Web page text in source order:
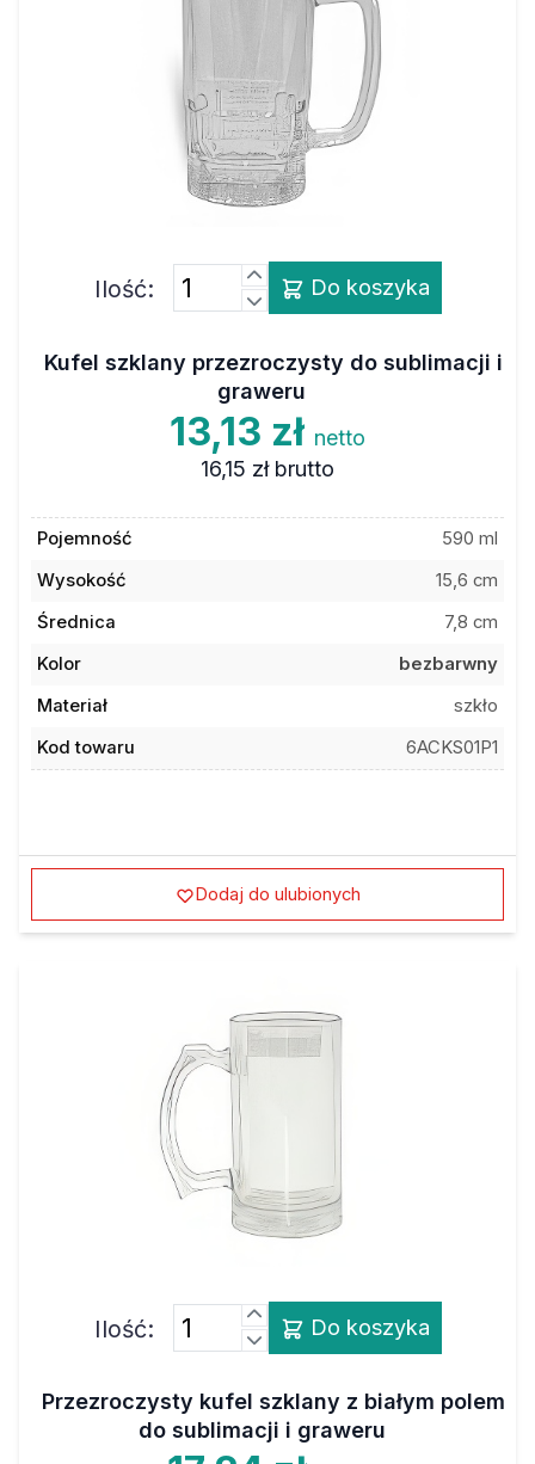
Ilość: Do koszyka
Kufel szklany przezroczysty do sublimacji i
graweru
13,13 zł netto
16,15 zł brutto
Pojemność
590 ml
Wysokość
15,6 cm
Średnica
7,8 cm
Kolor
bezbarwny
Materiał
szkło
Kod towaru
6ACKS01P1
Dodaj do ulubionych
Ilość: Do koszyka
Przezroczysty kufel szklany z białym polem
do sublimacji i graweru